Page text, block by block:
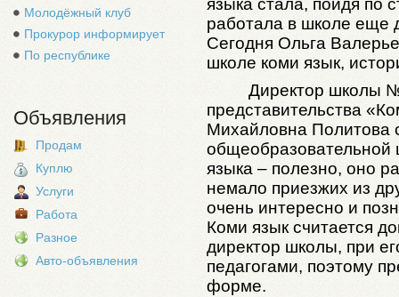
Молодёжный клуб
Прокурор информирует
По республике
Объявления
Продам
Куплю
Услуги
Работа
Разное
Авто-объявления
работала в школе еще
Сегодня Ольга
школе коми язык,
Директор школы
представительства
Михайловна Политова
общеобразовательной
языка – полезно, оно
немало приезжих из
очень интересно и
Коми язык считается
директор школы, при
педагогами, поэтому
форме.